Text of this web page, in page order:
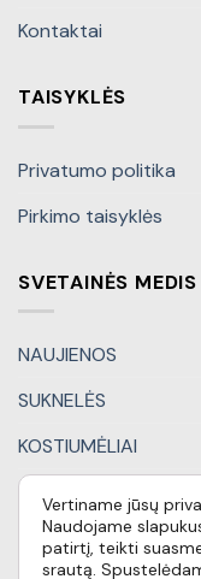
Kontaktai
TAISYKLĖS
Privatumo politika
Pirkimo taisyklės
SVETAINĖS MEDIS
NAUJIENOS
SUKNELĖS
KOSTIUMĖLIAI
KITI DRABUŽIAI
DOVANŲ KUPONAI
Vertiname jūsų
Naudojame
patirtį, teikti
srautą.